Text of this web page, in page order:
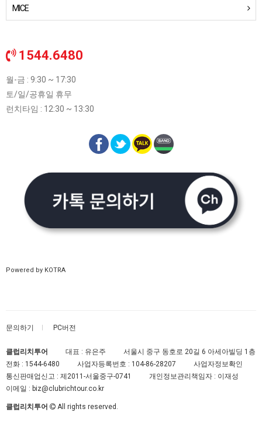
MICE
1544.6480
월-금 : 9:30 ~ 17:30
토/일/공휴일 휴무
런치타임 : 12:30 ~ 13:30
Powered by KOTRA
문의하기 PC버전
클럽리치투어 대표 : 유은주
서울시 중구 동호로 20길 6 아세아빌딩 1층
전화 : 1544-6480 사업자등록번호 : 104-86-28207
사업자정보확인
통신판매업신고 : 제2011-서울중구-0741
개인정보관리책임자 : 이재성
이메일 : biz@clubrichtour.co.kr
클럽리치투어 All rights reserved.